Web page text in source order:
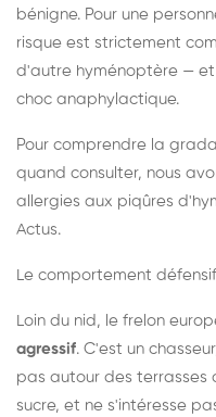
bénigne. Pour une
risque est strictement
d'autre hyménoptère —
choc anaphylactique.
Pour comprendre la
quand consulter, nous
allergies aux piqûres
Actus.
Le comportement
Loin du nid, le frelon
agressif. C'est un
pas autour des terrasses
sucre, et ne s'intéresse